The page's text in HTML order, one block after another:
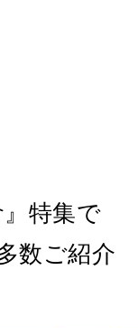
特集で
数ご紹介